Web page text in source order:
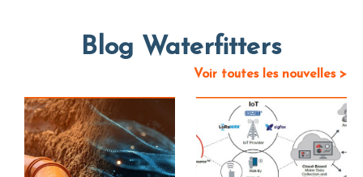
Blog Waterfitters
Voir toutes les nouvelles >